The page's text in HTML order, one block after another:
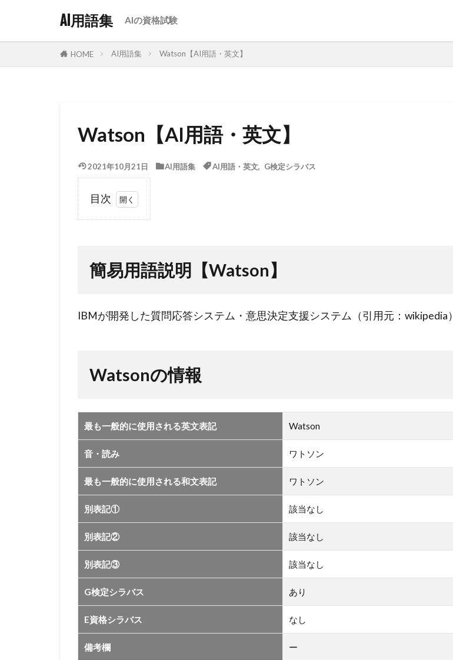
AI用語集 AIの資格試験
HOME AI用語集 Watson【AI用語・英文】
Watson【AI用語・英文】
2021年10月21日 AI用語集 AI用語・英文, G検定シラバス
目次
1
簡易用
2
簡易用語説明【Watson】
IBMが開発した質問応答システム・意思決定支援システム（引用元：wikipedia）
Watsonの情報
最も一般的に使用される英文表記 Watson
音・読み ワトソン
最も一般的に使用される和文表記 ワトソン
別表記① 該当なし
別表記② 該当なし
別表記③ 該当なし
G検定シラバス あり
E資格シラバス なし
備考欄 ー